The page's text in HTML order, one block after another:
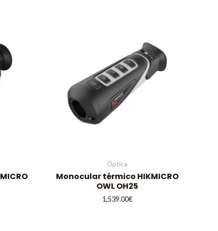
Óptica
Monocular térmico HIKMICRO
OWL OH25
1,539.00€